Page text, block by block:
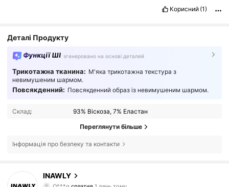
Корисний (1)
Деталі Продукту
Функції ШІ згенеровано на основі деталей
Трикотажна тканина: М'яка трикотажна текстура з
невимушеним шармом.
Повсякденний: Повсякденний образ із невимушеним шармом.
Склад: 93% Віскоза, 7% Еластан
Переглянути більше
Інформація про безпеку та контакти
INAWLY
4,82
1.1M Підписники